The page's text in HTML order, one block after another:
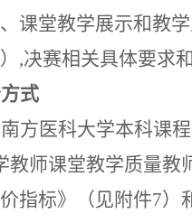
、课堂教学展示和教
,决赛相关具体要求
式
方医科大学本科课
教师课堂教学质量教
指标》（见附件7）